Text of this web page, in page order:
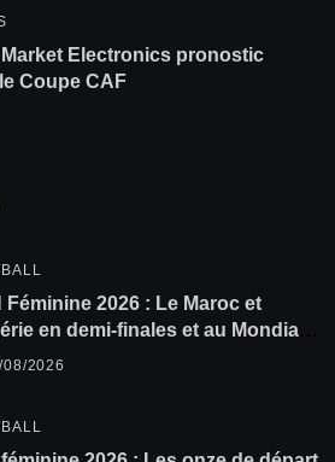
Market Electronics pronostic
Coupe CAF
Féminine 2026 : Le Maroc et
en demi-finales et au Mondial
!
08/2026